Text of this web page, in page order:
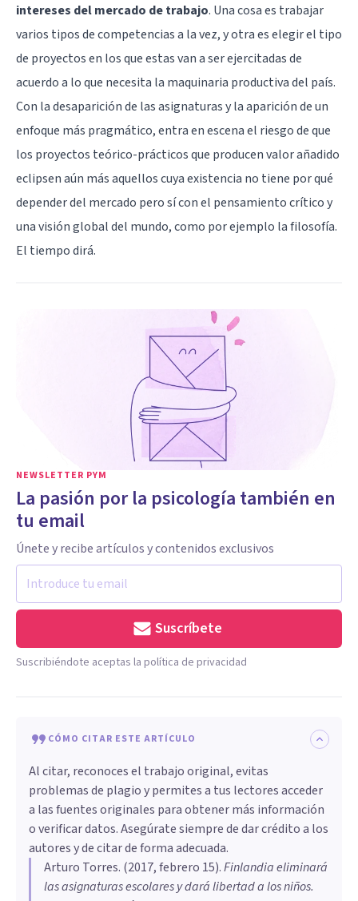
intereses del mercado de trabajo. Una cosa es trabajar
varios tipos de competencias a la vez, y otra es elegir el tipo
de proyectos en los que estas van a ser ejercitadas de
acuerdo a lo que necesita la maquinaria productiva del país.
Con la desaparición de las asignaturas y la aparición de un
enfoque más pragmático, entra en escena el riesgo de que
los proyectos teórico-prácticos que producen valor añadido
eclipsen aún más aquellos cuya existencia no tiene por qué
depender del mercado pero sí con el pensamiento crítico y
una visión global del mundo, como por ejemplo lafilosofía.
El tiempo dirá.
NEWSLETTER PYM
La pasión por la psicología también en
tu email
Únete y recibe artículos y contenidos exclusivos
Suscríbete
Suscribiéndote aceptas la política de privacidad
CÓMO CITAR ESTE ARTÍCULO
Al citar, reconoces el trabajo original, evitas
problemas de plagio y permites a tus lectores acceder
a las fuentes originales para obtener más información
o verificar datos. Asegúrate siempre de dar crédito a los
autores y de citar de forma adecuada.
Arturo Torres. (2017, febrero 15).Finlandia eliminará
las asignaturas escolares y dará libertad a los niños.